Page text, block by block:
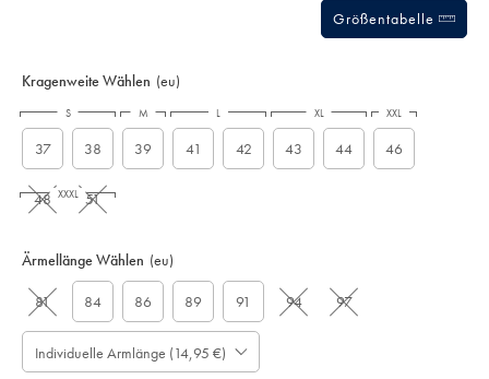
Größentabelle
Kragenweite Wählen (eu)
37 38 39 41 42 43 44 46
48 51
S M L XL XXL
XXXL
Ärmellänge Wählen (eu)
81 84 86 89 91 94 97
Individuelle Armlänge (14,95 €)